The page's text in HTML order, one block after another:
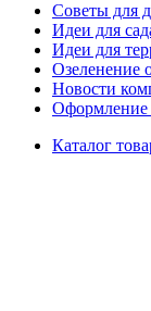
Советы для
Идеи для
Идеи для
Озеленение
Новости
Оформление
Каталог